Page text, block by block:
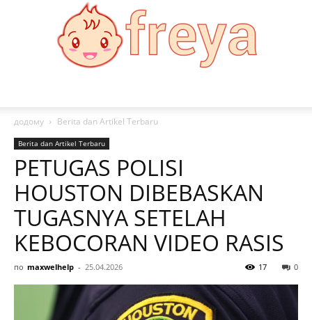
додому
Berita dan Artikel Terbaru
Berita dan Artikel Terbaru
PETUGAS POLISI
HOUSTON DIBEBASKAN
TUGASNYA SETELAH
KEBOCORAN VIDEO RASIS
по maxwelhelp - 25.04.2026 0
17